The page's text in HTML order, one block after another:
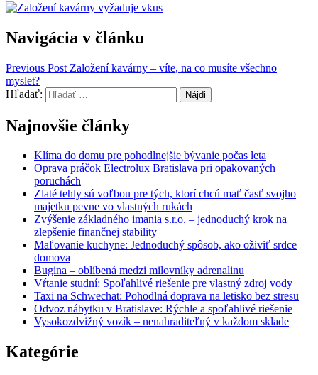
Navigácia v článku
Previous Post Založení kavárny – víte, na co musíte všechno
myslet?
Hľadať:
Najnovšie články
Klíma do domu pre pohodlnejšie bývanie počas leta
Oprava práčok Electrolux Bratislava pri opakovaných
poruchách
Zlaté tehly sú voľbou pre tých, ktorí chcú mať časť svojho
majetku pevne vo vlastných rukách
Zvýšenie základného imania s.r.o. – jednoduchý krok na
zlepšenie finančnej stability
Maľovanie kuchyne: Jednoduchý spôsob, ako oživiť srdce
domova
Bugina – oblíbená medzi milovníky adrenalinu
Vŕtanie studní: Spoľahlivé riešenie pre vlastný zdroj vody
Taxi na Schwechat: Pohodlná doprava na letisko bez stresu
Odvoz nábytku v Bratislave: Rýchle a spoľahlivé riešenie
Vysokozdvižný vozík – nenahraditeľný v každom sklade
Kategórie